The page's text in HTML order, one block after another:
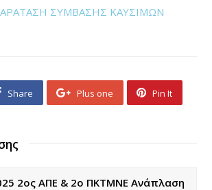
ΣΥΜΒΑΣΗΣ ΚΑΥΣΙΜΩΝ
Share Plus one Pin It
2ος ΑΠΕ & 2ο ΠΚΤΜΝΕ Ανάπλαση